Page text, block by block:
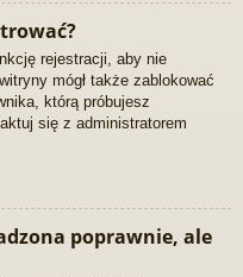
rejestracji, aby nie
mógł także zablokować
którą próbujesz
się z administratorem
poprawnie, ale